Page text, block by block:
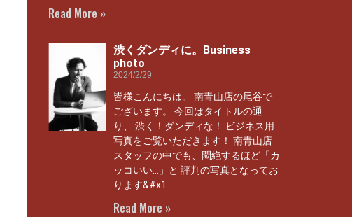
Read More »
渋くダンディに。Business
photo
2024/2/29
皆様こんにちは。 南青山店の尾谷で
ございます。 今回はタイトルの通
り、 渋く！ダンディな！ ビジネス用
写真をご覧いただきます！ 南青山店
スタッフの中でも、悶絶するほど「カ
ッコいい…」と 評判の写真となってお
ります&#x1
Read More »